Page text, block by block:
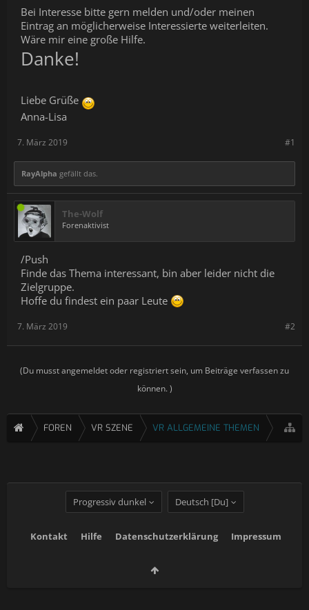
Bei Interesse bitte gern melden und/oder meinen
Eintrag an möglicherweise Interessierte weiterleiten.
Wäre mir eine große Hilfe.
Danke!
Liebe Grüße
Anna-Lisa
#1
7. März 2019
RayAlpha gefällt das.
The-Wolf
Forenaktivist
/Push
Finde das Thema interessant, bin aber leider nicht die
Zielgruppe.
Hoffe du findest ein paar Leute
#2
7. März 2019
(Du musst angemeldet oder registriert sein, um Beiträge verfassen zu
können. )
FOREN VR SZENE VR ALLGEMEINE THEMEN
Progressiv dunkel Deutsch [Du]
Kontakt Hilfe Datenschutzerklärung Impressum